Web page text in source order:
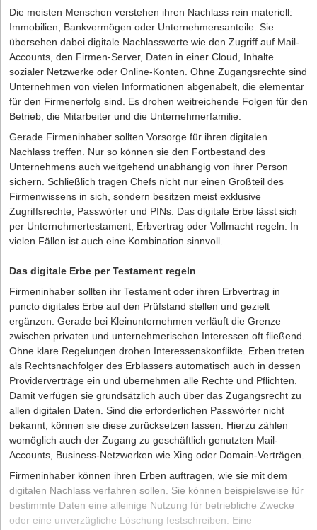
Die meisten Menschen verstehen ihren Nachlass rein materiell:
Immobilien, Bankvermögen oder Unternehmensanteile. Sie
übersehen dabei digitale Nachlasswerte wie den Zugriff auf Mail-
Accounts, den Firmen-Server, Daten in einer Cloud, Inhalte
sozialer Netzwerke oder Online-Konten. Ohne Zugangsrechte sind
Unternehmen von vielen Informationen abgenabelt, die elementar
für den Firmenerfolg sind. Es drohen weitreichende Folgen für den
Betrieb, die Mitarbeiter und die Unternehmerfamilie.
Gerade Firmeninhaber sollten Vorsorge für ihren digitalen
Nachlass treffen. Nur so können sie den Fortbestand des
Unternehmens auch weitgehend unabhängig von ihrer Person
sichern. Schließlich tragen Chefs nicht nur einen Großteil des
Firmenwissens in sich, sondern besitzen meist exklusive
Zugriffsrechte, Passwörter und PINs. Das digitale Erbe lässt sich
per Unternehmertestament, Erbvertrag oder Vollmacht regeln. In
vielen Fällen ist auch eine Kombination sinnvoll.
Das digitale Erbe per Testament regeln
Firmeninhaber sollten ihr Testament oder ihren Erbvertrag in
puncto digitales Erbe auf den Prüfstand stellen und gezielt
ergänzen. Gerade bei Kleinunternehmen verläuft die Grenze
zwischen privaten und unternehmerischen Interessen oft fließend.
Ohne klare Regelungen drohen Interessenskonflikte. Erben treten
als Rechtsnachfolger des Erblassers automatisch auch in dessen
Providerverträge ein und übernehmen alle Rechte und Pflichten.
Damit verfügen sie grundsätzlich auch über das Zugangsrecht zu
allen digitalen Daten. Sind die erforderlichen Passwörter nicht
bekannt, können sie diese zurücksetzen lassen. Hierzu zählen
womöglich auch der Zugang zu geschäftlich genutzten Mail-
Accounts, Business-Netzwerken wie Xing oder Domain-Verträgen.
Firmeninhaber können ihren Erben auftragen, wie sie mit dem
digitalen Nachlass verfahren sollen. Sie können beispielsweise für
bestimmte Daten eine alleinige Nutzung für betriebliche Zwecke
oder eine unverzügliche Löschung festschreiben. Eine